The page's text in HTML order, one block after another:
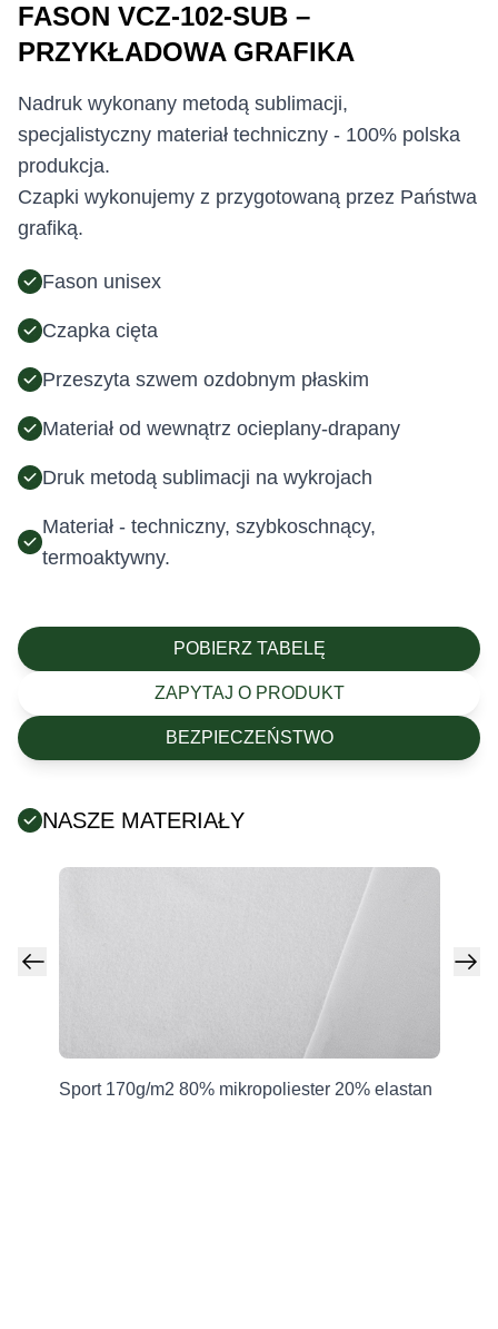
FASON VCZ-102-SUB –
PRZYKŁADOWA GRAFIKA
Nadruk wykonany metodą sublimacji,
specjalistyczny materiał techniczny - 100% polska
produkcja.
Czapki wykonujemy z przygotowaną przez Państwa
grafiką.
Fason unisex
Czapka cięta
Przeszyta szwem ozdobnym płaskim
Materiał od wewnątrz ocieplany-drapany
Druk metodą sublimacji na wykrojach
Materiał - techniczny, szybkoschnący,
termoaktywny.
POBIERZ TABELĘ
ZAPYTAJ O PRODUKT
BEZPIECZEŃSTWO
szkodliwych substancji chemicznych).
Grupa Ventus Sp. z o.o.
ul. Chmieleniec 2A/LU2
NASZE MATERIAŁY
Sport 170g/m2 80% mikropoliester 20% elastan